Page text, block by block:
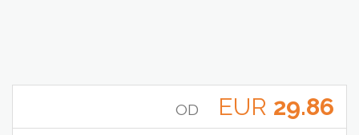
OD EUR 29.86